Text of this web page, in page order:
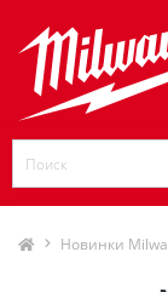
Новинки